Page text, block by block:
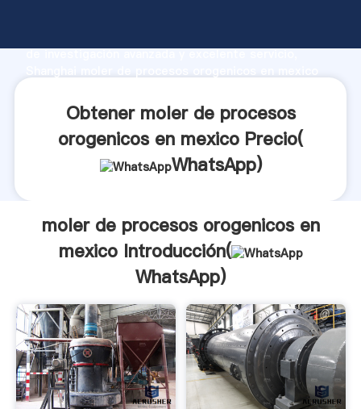
de investigación avanzada y excelente servicio,
clientes.Obtener moler de procesos
orogenicos en mexico Precio(
WhatsApp)
moler de procesos orogenicos en
mexico Introducción(
WhatsApp)